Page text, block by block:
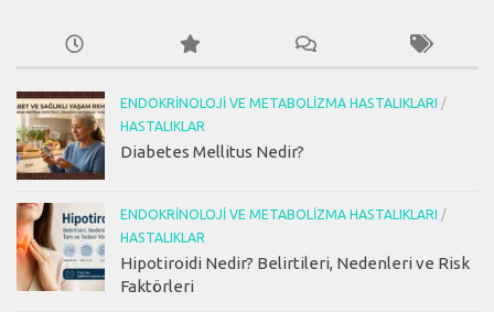
ENDOKRINOLOJI VE METABOLIZMA HASTALIKLARI
/
HASTALIKLAR
Diabetes Mellitus Nedir?
ENDOKRINOLOJI VE METABOLIZMA HASTALIKLARI
/
HASTALIKLAR
Hipotiroidi Nedir? Belirtileri, Nedenleri ve Risk
Faktörleri